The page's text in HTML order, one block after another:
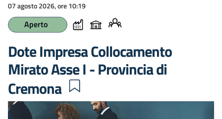
07 agosto 2026, ore 10:19
Aperto
Dote Impresa Collocamento
Mirato Asse I - Provincia di
Cremona